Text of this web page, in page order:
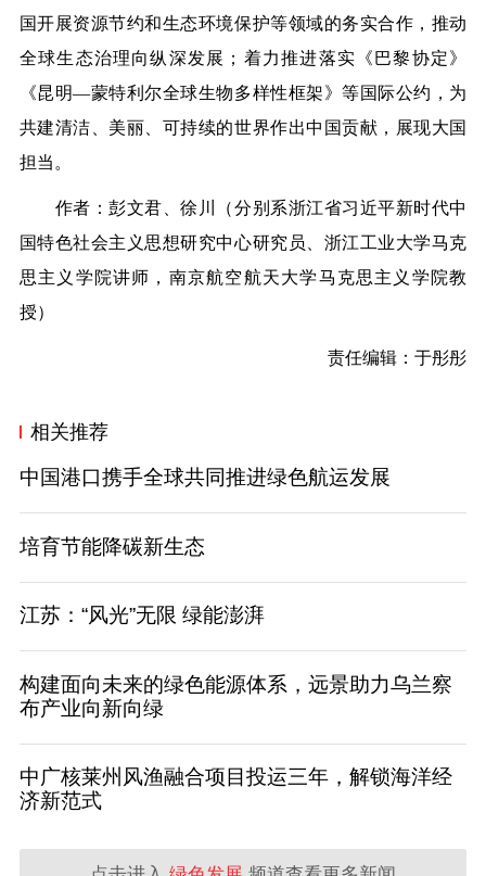
国开展资源节约和生态环境保护等领域的务实合作，推动
全球生态治理向纵深发展；着力推进落实《巴黎协定》
《昆明—蒙特利尔全球生物多样性框架》等国际公约，为
共建清洁、美丽、可持续的世界作出中国贡献，展现大国
担当。
作者：彭文君、徐川（分别系浙江省习近平新时代中
国特色社会主义思想研究中心研究员、浙江工业大学马克
思主义学院讲师，南京航空航天大学马克思主义学院教
授）
责任编辑：于彤彤
相关推荐
中国港口携手全球共同推进绿色航运发展
培育节能降碳新生态
江苏：“风光”无限 绿能澎湃
构建面向未来的绿色能源体系，远景助力乌兰察
布产业向新向绿
中广核莱州风渔融合项目投运三年，解锁海洋经
济新范式